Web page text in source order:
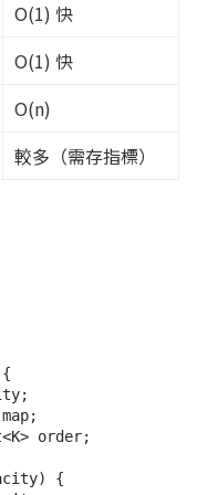
O(1) 快
O(1) 快
O(n)
較多（需存指標）
{
order;
{